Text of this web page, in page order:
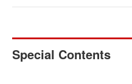
Special Contents